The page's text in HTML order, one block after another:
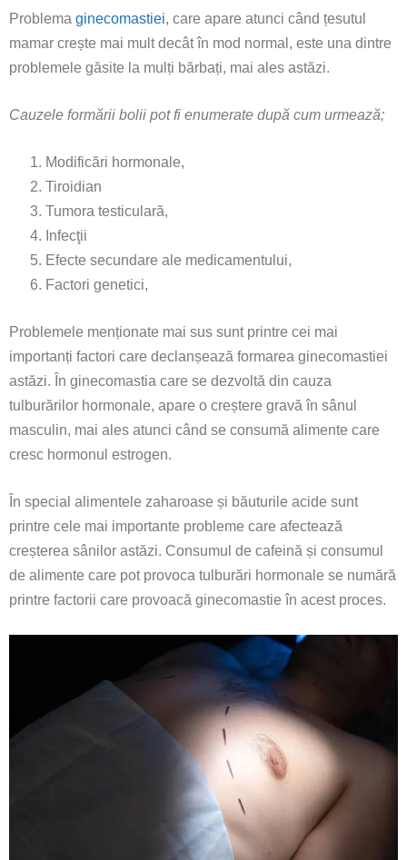
Problema ginecomastiei, care apare atunci când țesutul
mamar crește mai mult decât în mod normal, este una dintre
problemele găsite la mulți bărbați, mai ales astăzi.
Cauzele formării bolii pot fi enumerate după cum urmează;
Modificări hormonale,
Tiroidian
Tumora testiculară,
Infecţii
Efecte secundare ale medicamentului,
Factori genetici,
Problemele menționate mai sus sunt printre cei mai
importanți factori care declanșează formarea ginecomastiei
astăzi. În ginecomastia care se dezvoltă din cauza
tulburărilor hormonale, apare o creștere gravă în sânul
masculin, mai ales atunci când se consumă alimente care
cresc hormonul estrogen.
În special alimentele zaharoase și băuturile acide sunt
printre cele mai importante probleme care afectează
creșterea sânilor astăzi. Consumul de cafeină și consumul
de alimente care pot provoca tulburări hormonale se numără
printre factorii care provoacă ginecomastie în acest proces.